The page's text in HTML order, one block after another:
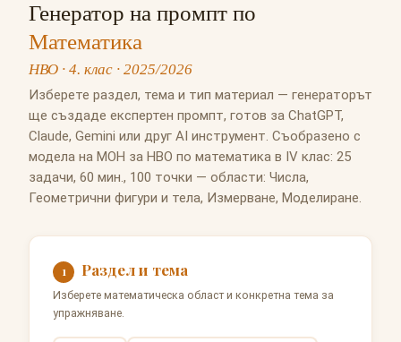
Генератор на промпт по
Математика
НВО · 4. клас · 2025/2026
Изберете раздел, тема и тип материал — генераторът
ще създаде експертен промпт, готов за ChatGPT,
Claude, Gemini или друг AI инструмент. Съобразено с
модела на МОН за НВО по математика в IV клас: 25
задачи, 60 мин., 100 точки — области: Числа,
Геометрични фигури и тела, Измерване, Моделиране.
1 Раздел и тема
Изберете математическа област и конкретна тема за
упражняване.